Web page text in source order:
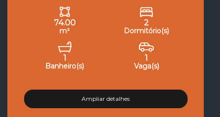
74.00
m²
2
Dormitório(s)
1
Banheiro(s)
1
Vaga(s)
Ampliar detalhes